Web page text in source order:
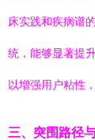
床实践和疾病谱
统，能够显著提
以增强用户粘性
三、突围路径